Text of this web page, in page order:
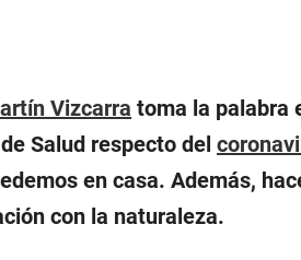
Vizcarra toma la palabra
Salud respecto del
en casa. Además,
con la naturaleza.